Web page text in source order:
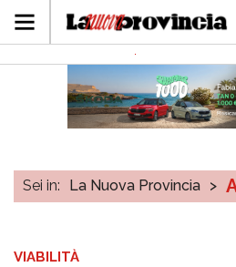
Sei in: La Nuova Provincia >
VIABILITÀ